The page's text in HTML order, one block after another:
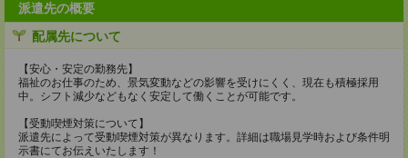
派遣先の概要
配属先について
【安心・安定の勤務先】
福祉のお仕事のため、景気変動などの影響を受けにくく、現在も積極採用
中。シフト減少などもなく安定して働くことが可能です。
【受動喫煙対策について】
派遣先によって受動喫煙対策が異なります。詳細は職場見学時および条件明
示書にてお伝えいたします！